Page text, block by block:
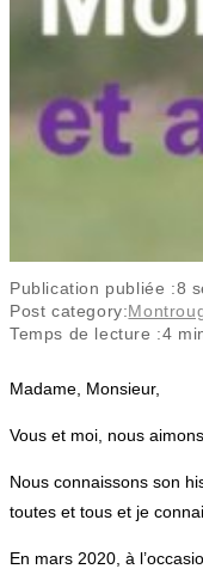
Publication publiée :8
Post category:
Temps de lecture :4
Madame, Monsieur,
Vous et moi, nous
Nous connaissons son
toutes et tous et je
En mars 2020, à